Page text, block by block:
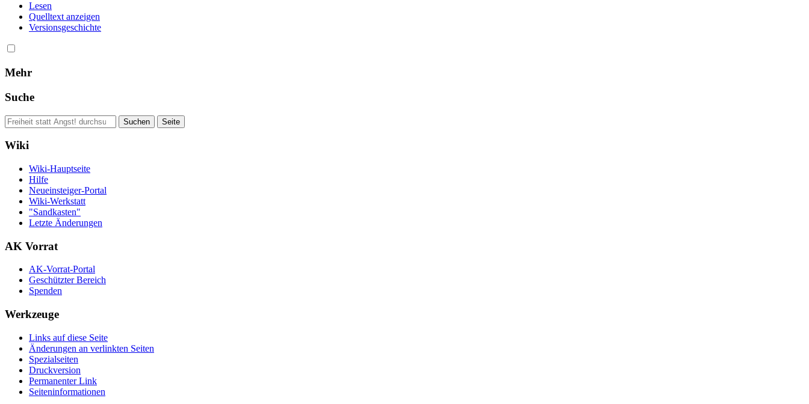
Lesen
Quelltext anzeigen
Versionsgeschichte
Mehr
Suche
Wiki
Wiki-Hauptseite
Hilfe
Neueinsteiger-Portal
Wiki-Werkstatt
"Sandkasten"
Letzte Änderungen
AK Vorrat
AK-Vorrat-Portal
Geschützter Bereich
Spenden
Werkzeuge
Links auf diese Seite
Änderungen an verlinkten Seiten
Spezialseiten
Druckversion
Permanenter Link
Seiten­­informationen